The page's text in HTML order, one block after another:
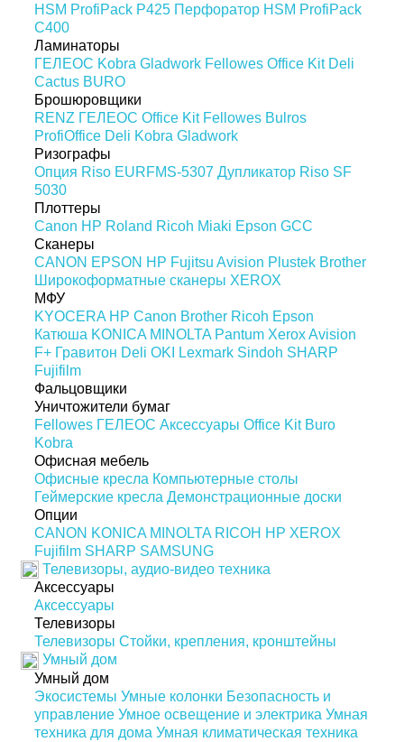
HSM ProfiPack P425 Перфоратор HSM ProfiPack
C400
Ламинаторы
ГЕЛЕОС Kobra Gladwork Fellowes Office Kit Deli
Cactus BURO
Брошюровщики
RENZ ГЕЛЕОС Office Kit Fellowes Bulros
ProfiOffice Deli Kobra Gladwork
Ризографы
Опция Riso EURFMS-5307 Дупликатор Riso SF
5030
Плоттеры
Canon HP Roland Ricoh Miaki Epson GCC
Сканеры
CANON EPSON HP Fujitsu Avision Plustek Brother
Широкоформатные сканеры XEROX
МФУ
KYOCERA HP Canon Brother Ricoh Epson
Катюша KONICA MINOLTA Pantum XeroxAvision
F+ Гравитон Deli OKI Lexmark Sindoh SHARP
Fujifilm
Фальцовщики
Уничтожители бумаг
Fellowes ГЕЛЕОС Аксессуары Office Kit Buro
Kobra
Офисная мебель
Офисные кресла Компьютерные столы
Геймерские кресла Демонстрационные доски
Опции
CANON KONICA MINOLTA RICOH HP XEROX
Fujifilm SHARP SAMSUNG
Телевизоры, аудио-видео техника
Аксессуары
Аксессуары
Телевизоры
Телевизоры Стойки, крепления, кронштейны
Умный дом
Умный дом
Экосистемы Умные колонки Безопасность и
управление Умное освещение и электрика Умная
техника для дома Умная климатическая техника